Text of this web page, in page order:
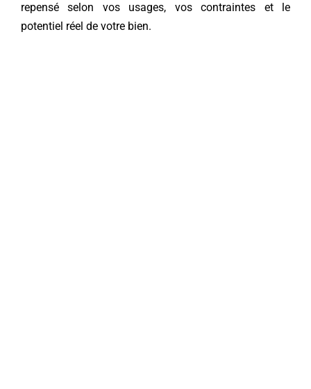
repensé selon vos usages, vos contraintes et le
potentiel réel de votre bien.